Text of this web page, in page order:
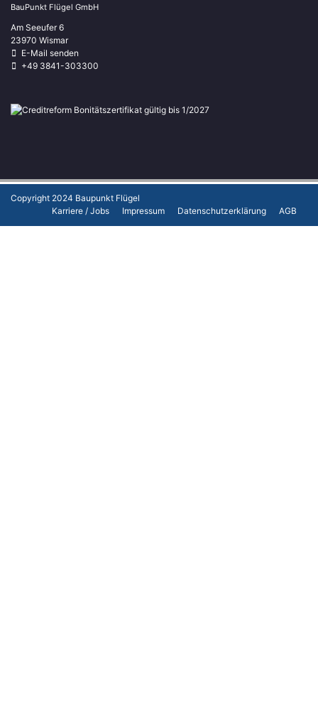
BauPunkt Flügel GmbH
Am Seeufer 6
23970 Wismar
E-Mail senden
+49 3841-303300
Copyright 2024 Baupunkt Flügel
Karriere / Jobs
Impressum Datenschutzerklärung AGB